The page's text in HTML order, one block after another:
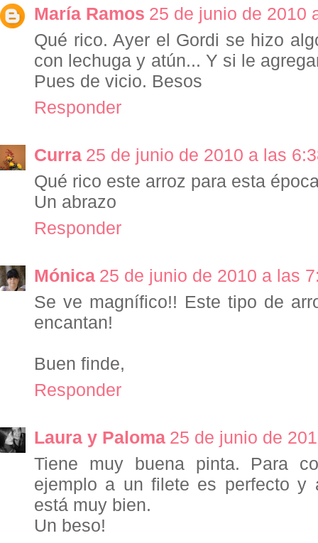
María Ramos 25 de junio de 2010
Qué rico. Ayer el Gordi se hizo
con lechuga y atún... Y si le
Pues de vicio. Besos
Responder
Curra 25 de junio de 2010 a las
Qué rico este arroz para esta
Un abrazo
Responder
Mónica 25 de junio de 2010 a las
Se ve magnífico!! Este tipo de
encantan!
Buen finde,
Responder
Laura y Paloma 25 de junio de
Tiene muy buena pinta. Para
ejemplo a un filete es perfecto y
está muy bien.
Un beso!